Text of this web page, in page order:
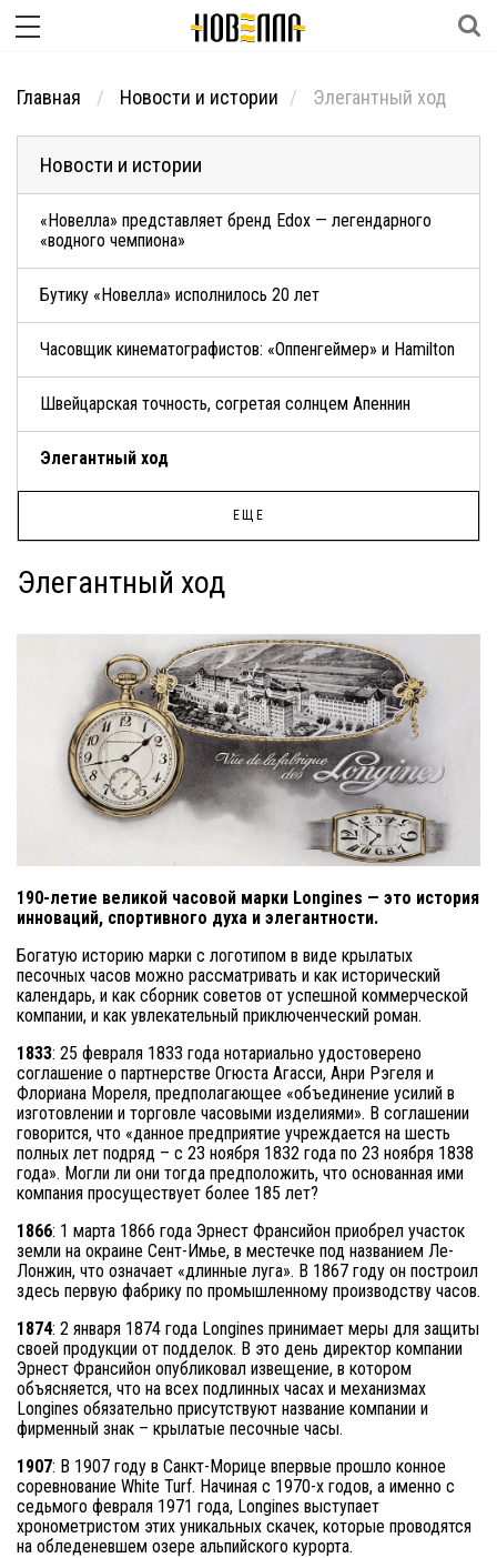
Главная Новости и истории Элегантный ход
Новости и истории
«Новелла» представляет бренд Edox — легендарного
«водного чемпиона»
Бутику «Новелла» исполнилось 20 лет
Часовщик кинематографистов: «Оппенгеймер» и Hamilton
Швейцарская точность, согретая солнцем Апеннин
Элегантный ход
ЕЩЕ
Элегантный ход
190-летие великой часовой марки Longines — это история
инноваций, спортивного духа и элегантности.
Богатую историю марки с логотипом в виде крылатых
песочных часов можно рассматривать и как исторический
календарь, и как сборник советов от успешной коммерческой
компании, и как увлекательный приключенческий роман.
1833: 25 февраля 1833 года нотариально удостоверено
соглашение о партнерстве Огюста Агасси, Анри Рэгеля и
Флориана Мореля, предполагающее «объединение усилий в
изготовлении и торговле часовыми изделиями». В соглашении
говорится, что «данное предприятие учреждается на шесть
полных лет подряд – с 23 ноября 1832 года по 23 ноября 1838
года». Могли ли они тогда предположить, что основанная ими
компания просуществует более 185 лет?
1866: 1 марта 1866 года Эрнест Франсийон приобрел участок
земли на окраине Сент-Имье, в местечке под названием Ле-
Лонжин, что означает «длинные луга». В 1867 году он построил
здесь первую фабрику по промышленному производству часов.
1874: 2 января 1874 года Longines принимает меры для защиты
своей продукции от подделок. В это день директор компании
Эрнест Франсийон опубликовал извещение, в котором
объясняется, что на всех подлинных часах и механизмах
Longines обязательно присутствуют название компании и
фирменный знак – крылатые песочные часы.
1907: В 1907 году в Санкт-Морице впервые прошло конное
соревнование White Turf. Начиная с 1970-х годов, а именно с
седьмого февраля 1971 года, Longines выступает
хронометристом этих уникальных скачек, которые проводятся
на обледеневшем озере альпийского курорта.